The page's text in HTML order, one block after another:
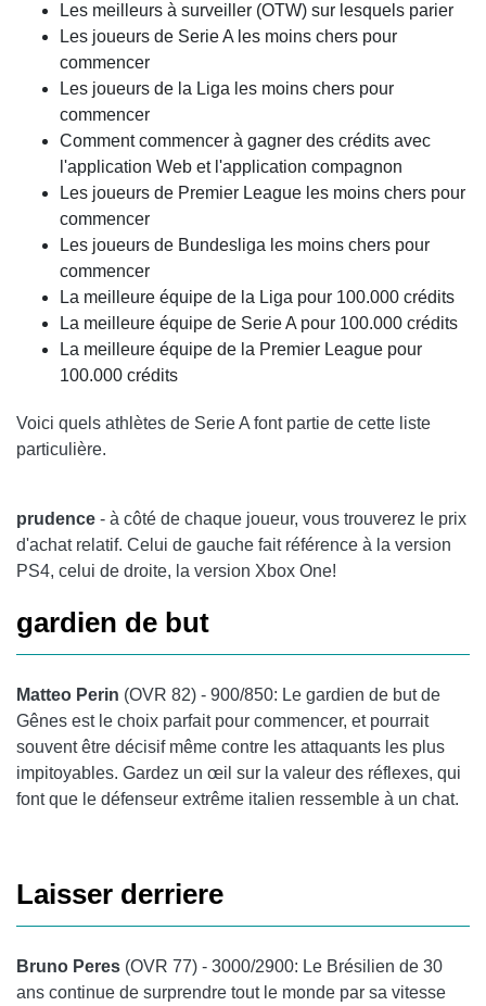
Les meilleurs à surveiller (OTW) sur lesquels parier
Les joueurs de Serie A les moins chers pour
commencer
Les joueurs de la Liga les moins chers pour
commencer
Comment commencer à gagner des crédits avec
l'application Web et l'application compagnon
Les joueurs de Premier League les moins chers pour
commencer
Les joueurs de Bundesliga les moins chers pour
commencer
La meilleure équipe de la Liga pour 100.000 crédits
La meilleure équipe de Serie A pour 100.000 crédits
La meilleure équipe de la Premier League pour
100.000 crédits
Voici quels athlètes de Serie A font partie de cette liste
particulière.
prudence - à côté de chaque joueur, vous trouverez le prix
d'achat relatif. Celui de gauche fait référence à la version
PS4, celui de droite, la version Xbox One!
gardien de but
Matteo Perin (OVR 82) - 900/850: Le gardien de butde
Gênes est le choix parfait pour commencer, et pourrait
souvent être décisif même contre les attaquants les plus
impitoyables. Gardez un œil sur la valeur des réflexes, qui
font que le défenseur extrême italien ressemble à un chat.
Laisser derriere
Bruno Peres (OVR 77) - 3000/2900: Le Brésilien de 30
ans continue de surprendre tout le monde par sa vitesse